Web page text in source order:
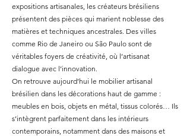
expositions artisanales, les créateurs brésiliens
présentent des pièces qui marient noblesse des
matières et techniques ancestrales. Des villes
comme Rio de Janeiro ou São Paulo sont de
véritables foyers de créativité, où l’artisanat
dialogue avec l’innovation.
On retrouve aujourd’hui le mobilier artisanal
brésilien dans les décorations haut de gamme :
meubles en bois, objets en métal, tissus colorés… Ils
s’intègrent parfaitement dans les intérieurs
contemporains, notamment dans des maisons et